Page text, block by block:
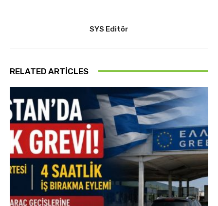
SYS Editör
RELATED ARTICLES